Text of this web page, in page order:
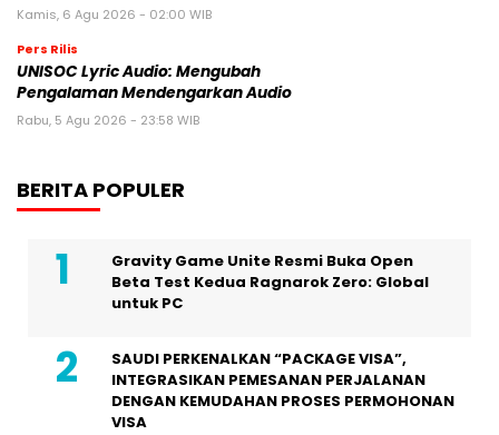
Kamis, 6 Agu 2026 - 02:00 WIB
Pers Rilis
UNISOC Lyric Audio: Mengubah
Pengalaman Mendengarkan Audio
Rabu, 5 Agu 2026 - 23:58 WIB
BERITA POPULER
Gravity Game Unite Resmi Buka Open
Beta Test Kedua Ragnarok Zero: Global
untuk PC
SAUDI PERKENALKAN “PACKAGE VISA”,
INTEGRASIKAN PEMESANAN PERJALANAN
DENGAN KEMUDAHAN PROSES PERMOHONAN
VISA